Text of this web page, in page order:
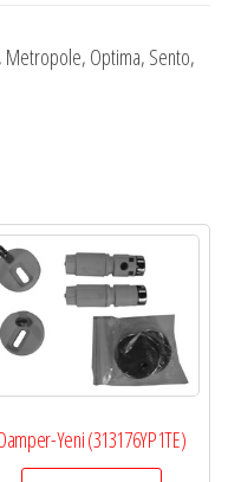
Metropole, Optima, Sento,
Damper-Yeni (313176YP1TE)